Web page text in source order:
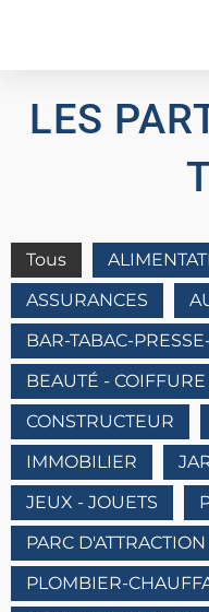
LES
Tous
ASSURANCES
BAR-TABAC-
BEAUTÉ - COIFFURE
CONSTRUCTEUR
IMMOBILIER
JEUX - JOUETS
PARC D'ATTRACTION
PLOMBIER-